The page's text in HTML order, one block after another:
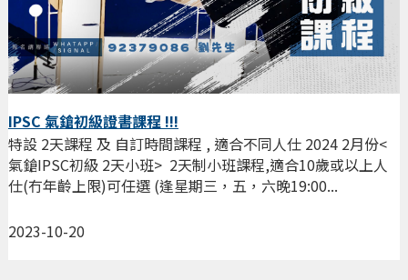
IPSC 氣鎗初級證書課程 !!!
2023-10-20
特設 2天課程 及 自訂時間課程 , 適合不同人仕 2024 2月份<
氣鎗IPSC初級 2天小班> 2天制小班課程,適合10歲或以上人
仕(冇年齡上限)可任選 (逢星期三，五，六晚19:00...